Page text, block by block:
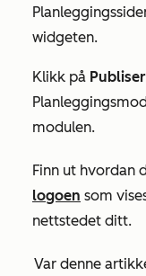
widgeten.
Klikk på Publiser
modulen.
Finn ut hvordan
logoen som
nettstedet ditt.
Var denne